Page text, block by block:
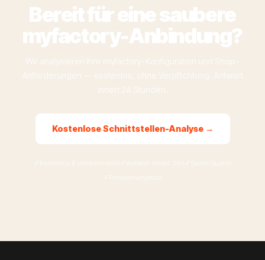
Bereit für eine saubere
myfactory-Anbindung?
Kostenlose Schnittstellen-Analyse →